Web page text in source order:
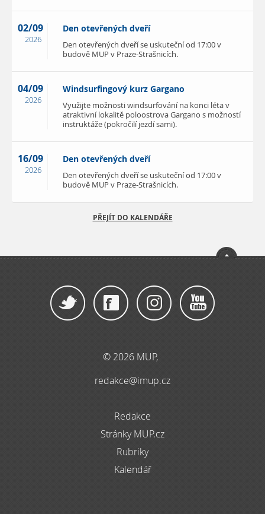
02/09
2026
Den otevřených dveří
Den otevřených dveří se uskuteční od 17:00 v
budově MUP v Praze-Strašnicích.
04/09
2026
Windsurfingový kurz Gargano
Využijte možnosti windsurfování na konci léta v
atraktivní lokalitě poloostrova Gargano s možností
instruktáže (pokročilí jezdí sami).
16/09
2026
Den otevřených dveří
Den otevřených dveří se uskuteční od 17:00 v
budově MUP v Praze-Strašnicích.
PŘEJÍT DO KALENDÁŘE
© 2026 MUP,
redakce@imup.cz
Redakce
Stránky MUP.cz
Rubriky
Kalendář